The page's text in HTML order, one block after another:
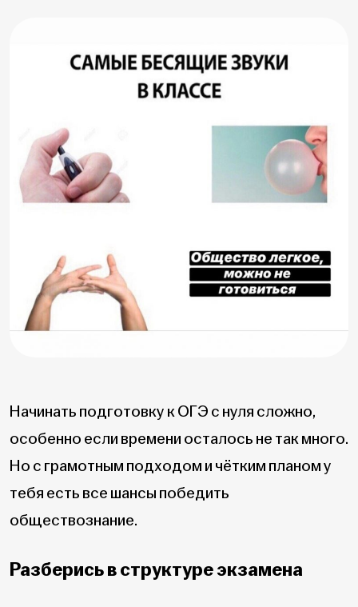
Начинать подготовку к ОГЭ с нуля сложно,
особенно если времени осталось не так много.
Но с грамотным подходом и чётким планом у
тебя есть все шансы победить
обществознание.
Разберись в структуре экзамена